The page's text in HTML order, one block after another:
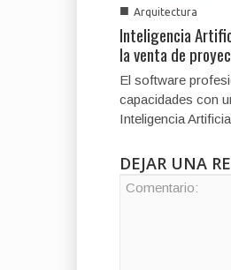
■ Arquitectura
Inteligencia
la venta de
El software
capacidades con
Inteligencia
DEJAR UNA